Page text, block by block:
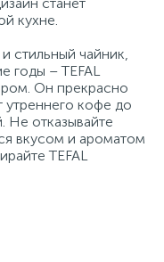
кухне.
стильный чайник,
годы – TEFAL
Он прекрасно
утреннего кофе до
Не отказывайте
вкусом и ароматом
TEFAL
и
стирки
взятия